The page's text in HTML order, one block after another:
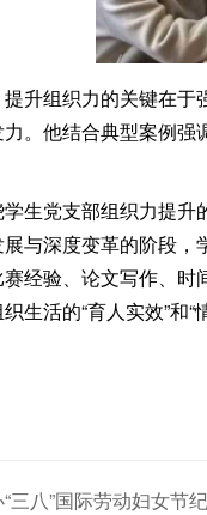
升组织力的关键在于
。他结合典型案例强
生党支部组织力提
与深度变革的阶段，
经验、论文写作、
生活的“育人实效”和
三八”国际劳动妇女节